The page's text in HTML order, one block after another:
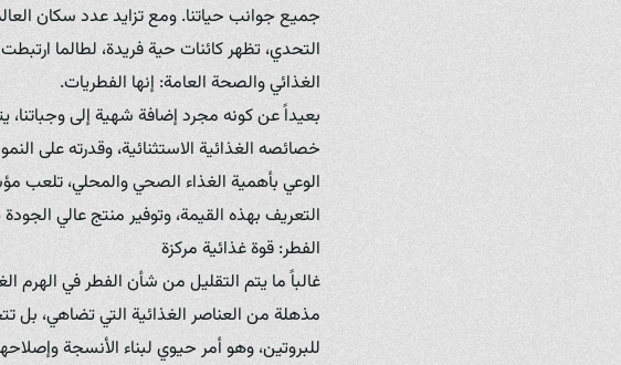
جميع جوانب حياتنا. ومع تزايد عدد سكان
التحدي، تظهر كائنات حية فريدة، لطالما
الغذائي والصحة العامة: إنها الفطريات.
بعيداً عن كونه مجرد إضافة شهية إلى
خصائصه الغذائية الاستثنائية، وقدرته على
التعريف بهذه القيمة، وتوفير منتج عالي
الفطر: قوة غذائية مركزة
غالباً ما يتم التقليل من شأن الفطر في الهرم
مذهلة من العناصر الغذائية التي تضاهي، بل
للبروتين، وهو أمر حيوي لبناء الأنسجة